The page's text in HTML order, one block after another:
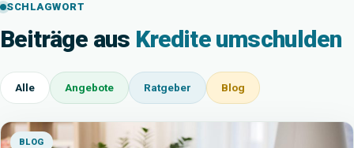
SCHLAGWORT
Beiträge aus Kredite umschulden
Alle Angebote Ratgeber Blog
BLOG